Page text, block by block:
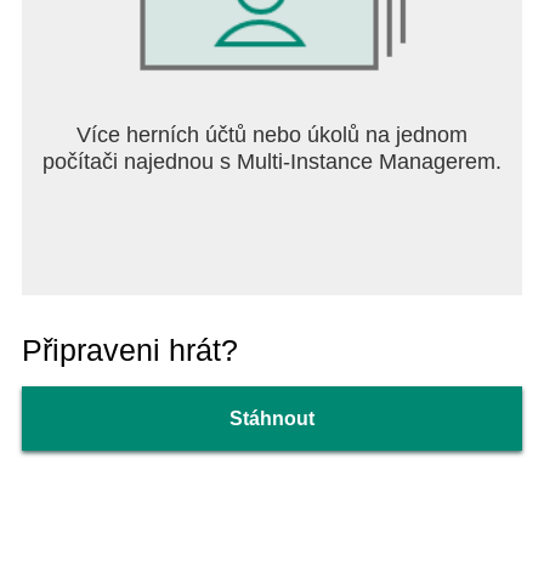
Více herních účtů nebo úkolů na jednom
počítači najednou s Multi-Instance Managerem.
Připraveni hrát?
Stáhnout